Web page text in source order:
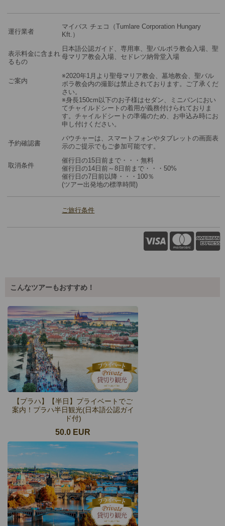
運行業者
マイバス チェコ（Tumlare Corporation Hungary
Kft.）
表示料金に含まれ
るもの
日本語公認ガイド、専用車、聖バルボラ教会入場、聖
母マリア教会入場、セドレツ納骨堂入場
ご案内
※2020年1月より聖母マリア教会、墓地教会、聖バル
ボラ教会内の撮影は禁止されております。ご了承くだ
さい。
※身長150cm以下のお子様はセダン、ミニバンにおい
てチャイルドシートの着用が義務付けられておりま
す。チャイルドシートの準備のため、お申込み時にお
申し付けください。
予約確認書
バウチャーは、スマートフォンやタブレットの画面表
示のご提示でもご参加可能です。
取消条件
催行日の15日前まで・・・無料
催行日の14日前～8日前まで・・・50%
催行日の7日前以降・・・100％
(ツアー出発地の標準時間)
ご旅行条件
こんなツアーもおすすめ！
【プラハ】【半日】プライベートでご
案内！プラハ半日観光(日本語公認ガイ
ド付)
50.0 EUR